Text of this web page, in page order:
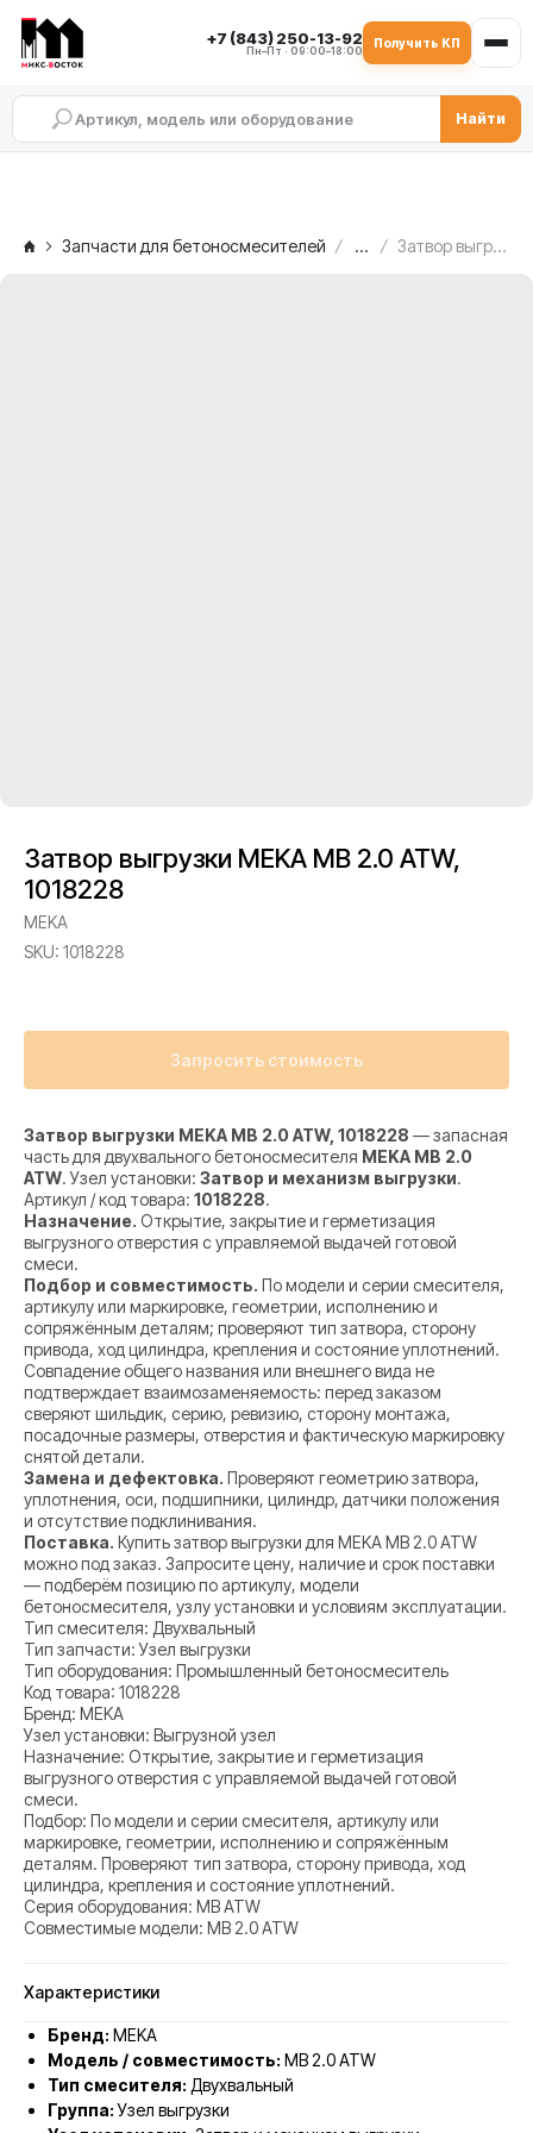
+7 (843) 250-13-92
Пн–Пт · 09:00–18:00
Получить КП
Найти
Запчасти для бетоносмесителей ... Затвор выгрузки MEKA MB 2.0 ATW, 1018228
Затвор выгрузки MEKA MB 2.0 ATW,
1018228
MEKA
SKU: 1018228
Запросить стоимость
Затвор выгрузки MEKA MB 2.0 ATW, 1018228 — запасная
часть для двухвального бетоносмесителя MEKA MB 2.0
ATW. Узел установки: Затвор и механизм выгрузки.
Артикул / код товара: 1018228.
Назначение. Открытие, закрытие и герметизация
выгрузного отверстия с управляемой выдачей готовой
смеси.
Подбор и совместимость. По модели и серии смесителя,
артикулу или маркировке, геометрии, исполнению и
сопряжённым деталям; проверяют тип затвора, сторону
привода, ход цилиндра, крепления и состояние уплотнений.
Совпадение общего названия или внешнего вида не
подтверждает взаимозаменяемость: перед заказом
сверяют шильдик, серию, ревизию, сторону монтажа,
посадочные размеры, отверстия и фактическую маркировку
снятой детали.
Замена и дефектовка. Проверяют геометрию затвора,
уплотнения, оси, подшипники, цилиндр, датчики положения
и отсутствие подклинивания.
Поставка. Купить затвор выгрузки для MEKA MB 2.0 ATW
можно под заказ. Запросите цену, наличие и срок поставки
— подберём позицию по артикулу, модели
бетоносмесителя, узлу установки и условиям эксплуатации.
Тип смесителя: Двухвальный
Тип запчасти: Узел выгрузки
Тип оборудования: Промышленный бетоносмеситель
Код товара: 1018228
Бренд: MEKA
Узел установки: Выгрузной узел
Назначение: Открытие, закрытие и герметизация
выгрузного отверстия с управляемой выдачей готовой
смеси.
Подбор: По модели и серии смесителя, артикулу или
маркировке, геометрии, исполнению и сопряжённым
деталям. Проверяют тип затвора, сторону привода, ход
цилиндра, крепления и состояние уплотнений.
Серия оборудования: MB ATW
Совместимые модели: MB 2.0 ATW
Характеристики
Бренд: MEKA
Модель / совместимость: MB 2.0 ATW
Тип смесителя: Двухвальный
Группа:Узел выгрузки